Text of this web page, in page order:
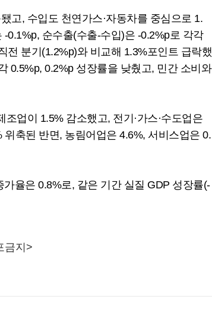
고, 수입도 천연가스·자동차를 중심으로 1.
0.1%p, 순수출(수출-수입)은 -0.2%p로 각각
전 분기(1.2%p)와 비교해 1.3%포인트 급락했
0.5%p, 0.2%p 성장률을 낮췄고, 민간 소비와
업이 1.5% 감소했고, 전기·가스·수도업은
축된 반면, 농림어업은 4.6%, 서비스업은 0.
율은 0.8%로, 같은 기간 실질 GDP 성장률(-
금지>